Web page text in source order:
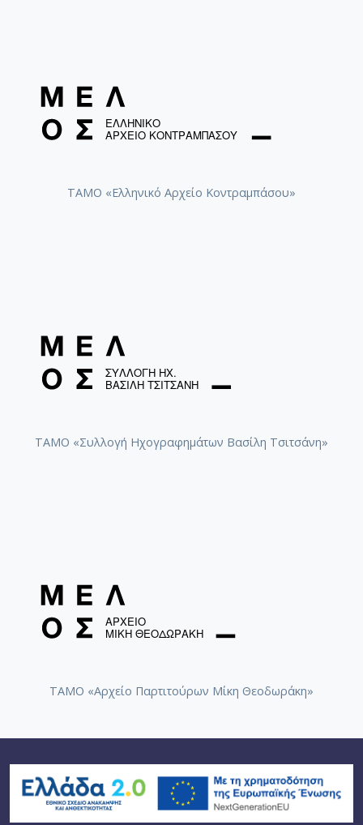
ΤΑΜΟ «Ελληνικό Αρχείο Κοντραμπάσου»
ΤΑΜΟ «Συλλογή Ηχογραφημάτων Βασίλη Τσιτσάνη»
ΤΑΜΟ «Αρχείο Παρτιτούρων Μίκη Θεοδωράκη»